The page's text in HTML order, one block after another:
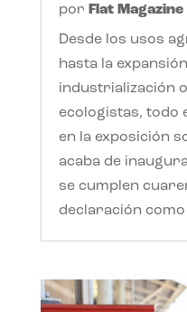
por Flat Magazine|
Desde los usos
hasta la
industrialización
ecologistas, todo
en la exposición
acaba de
se cumplen
declaración